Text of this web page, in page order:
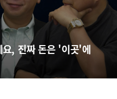
, 진짜 돈은 '이곳'에